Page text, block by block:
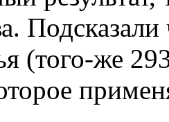
(того-же